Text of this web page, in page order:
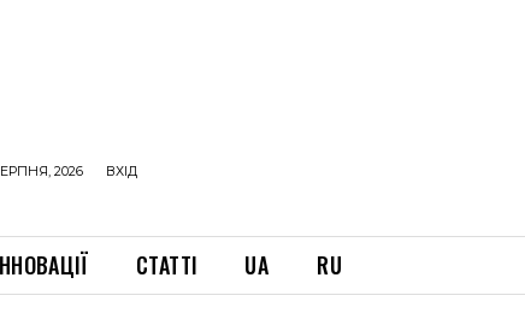
2026 ВХІД
СТАТТІ UA RU